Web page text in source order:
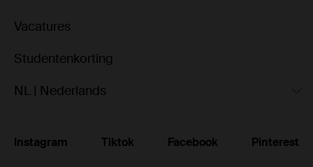
Vacatures
Studentenkorting
NL | Nederlands
Instagram Tiktok Facebook Pinterest